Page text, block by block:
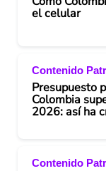
el celular
Contenido
Presupuesto
Colombia
2026: así ha
Contenido